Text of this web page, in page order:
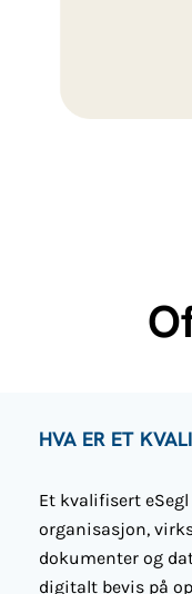
HVA ER ET
Et kvalifisert
organisasjon,
dokumenter og
digitalt bevis på